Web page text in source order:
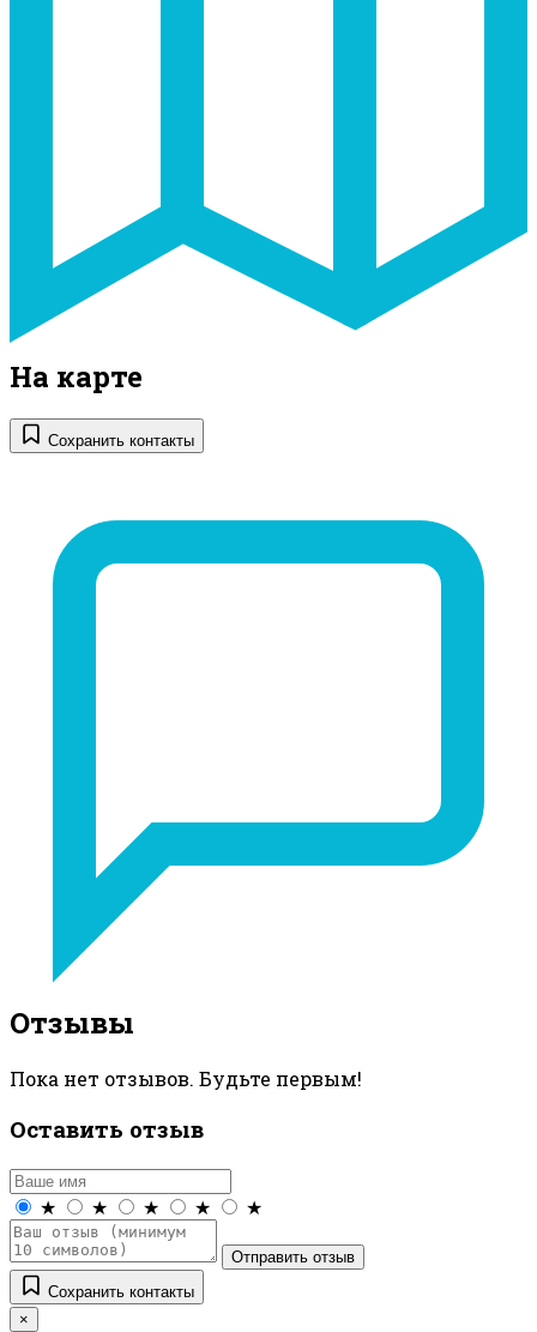
На карте
Сохранить контакты
Отзывы
Пока нет отзывов. Будьте первым!
Оставить отзыв
★ ★ ★ ★ ★
Отправить отзыв
Сохранить контакты
×